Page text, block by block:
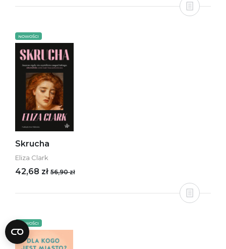
NOWOŚCI
Skrucha
Eliza Clark
42,68 zł 56,90 zł
NOWOŚCI